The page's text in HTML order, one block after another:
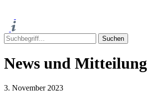
News und
3. November 2023